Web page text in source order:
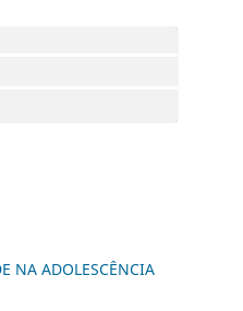
NA ADOLESCÊNCIA